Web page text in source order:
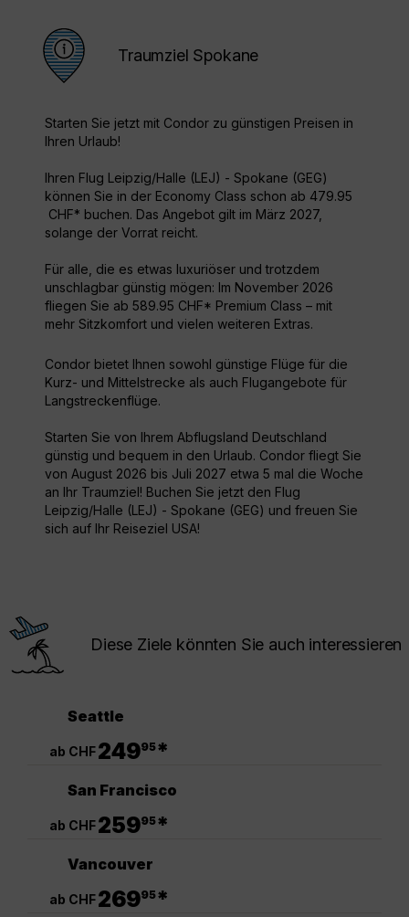
Traumziel Spokane
Starten Sie jetzt mit Condor zu günstigen Preisen in
Ihren Urlaub!
Ihren Flug Leipzig/Halle (LEJ) - Spokane (GEG)
können Sie in der Economy Class schon ab 479.95
CHF* buchen. Das Angebot gilt im März 2027,
solange der Vorrat reicht.
Für alle, die es etwas luxuriöser und trotzdem
unschlagbar günstig mögen: Im November 2026
fliegen Sie ab 589.95 CHF* Premium Class – mit
mehr Sitzkomfort und vielen weiteren Extras.
Condor bietet Ihnen sowohl günstige Flüge für die
Kurz- und Mittelstrecke als auch Flugangebote für
Langstreckenflüge.
Starten Sie von Ihrem Abflugsland Deutschland
günstig und bequem in den Urlaub. Condor fliegt Sie
von August 2026 bis Juli 2027 etwa 5 mal die Woche
an Ihr Traumziel! Buchen Sie jetzt den Flug
Leipzig/Halle (LEJ) - Spokane (GEG) und freuen Sie
sich auf Ihr Reiseziel USA!
Diese Ziele könnten Sie auch interessieren
Seattle
ab CHF24995*
San Francisco
ab CHF25995*
Vancouver
ab CHF26995*